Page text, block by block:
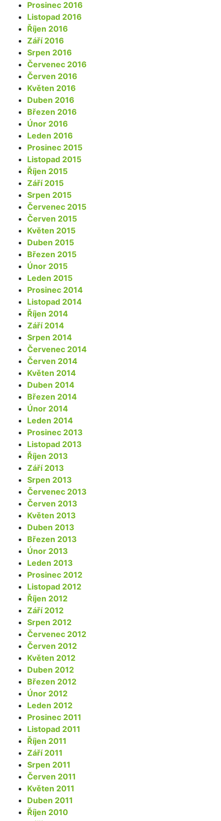
Prosinec 2016
Listopad 2016
Říjen 2016
Září 2016
Srpen 2016
Červenec 2016
Červen 2016
Květen 2016
Duben 2016
Březen 2016
Únor 2016
Leden 2016
Prosinec 2015
Listopad 2015
Říjen 2015
Září 2015
Srpen 2015
Červenec 2015
Červen 2015
Květen 2015
Duben 2015
Březen 2015
Únor 2015
Leden 2015
Prosinec 2014
Listopad 2014
Říjen 2014
Září 2014
Srpen 2014
Červenec 2014
Červen 2014
Květen 2014
Duben 2014
Březen 2014
Únor 2014
Leden 2014
Prosinec 2013
Listopad 2013
Říjen 2013
Září 2013
Srpen 2013
Červenec 2013
Červen 2013
Květen 2013
Duben 2013
Březen 2013
Únor 2013
Leden 2013
Prosinec 2012
Listopad 2012
Říjen 2012
Září 2012
Srpen 2012
Červenec 2012
Červen 2012
Květen 2012
Duben 2012
Březen 2012
Únor 2012
Leden 2012
Prosinec 2011
Listopad 2011
Říjen 2011
Září 2011
Srpen 2011
Červen 2011
Květen 2011
Duben 2011
Říjen 2010